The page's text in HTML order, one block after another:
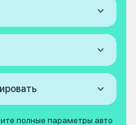
полные параметры авто